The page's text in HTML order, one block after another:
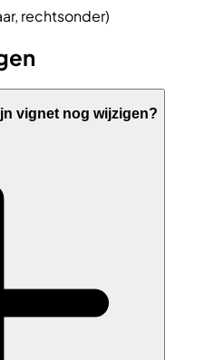
rechtsonder)
vignet nog wijzigen?